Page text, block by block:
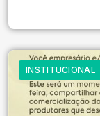
INSTITUCIONAL